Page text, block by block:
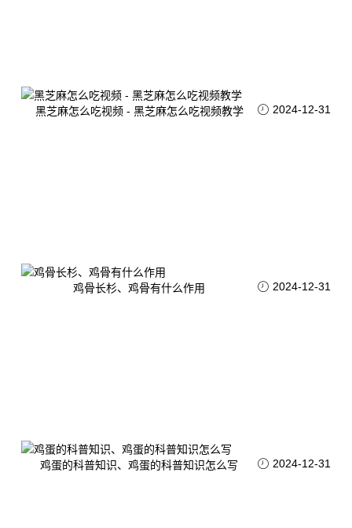
黑芝麻怎么吃视频 - 黑芝麻怎么吃视频教学 2024-12-31
鸡骨长杉、鸡骨有什么作用 2024-12-31
鸡蛋的科普知识、鸡蛋的科普知识怎么写 2024-12-31